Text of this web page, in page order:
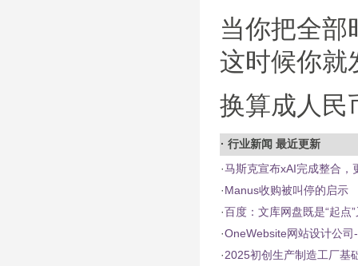
当你把全部
这时候你就
换算成人民
· 行业新闻 最近更新
·马斯克宣布xAI完成整合，
·Manus收购被叫停的启示
·百度：文库网盘既是“起点
·OneWebsite网站设计公
·2025初创生产制造工厂基